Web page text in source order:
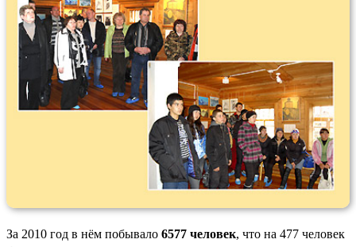
За 2010 год в нём побывало 6577 человек, что на 477 человек